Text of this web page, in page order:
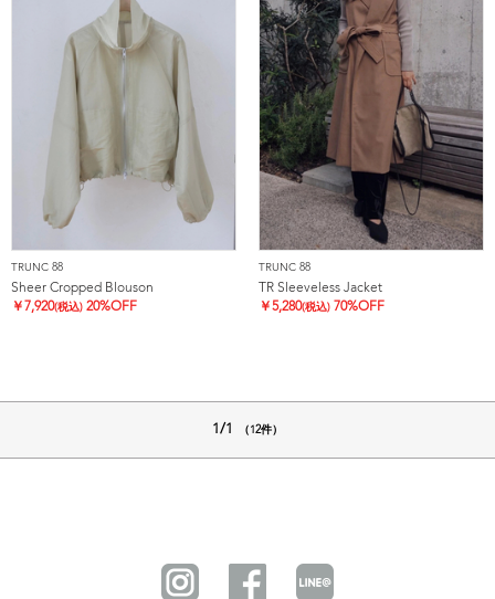
TRUNC 88
Sheer Cropped Blouson
￥ 7,920(税込) 20%OFF
TRUNC 88
TR Sleeveless Jacket
￥5,280(税込) 70%OFF
1/1 （12件）